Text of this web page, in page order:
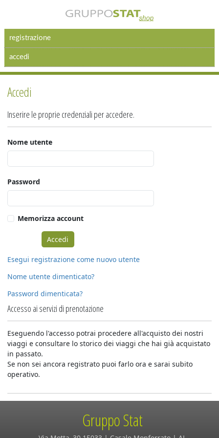
registrazione
accedi
Accedi
Inserire le proprie credenziali per accedere.
Nome utente
Password
Memorizza account
Esegui registrazione come nuovo utente
Nome utente dimenticato?
Password dimenticata?
Accesso ai servizi di prenotazione
Eseguendo l'accesso potrai procedere all'acquisto dei nostri
viaggi e consultare lo storico dei viaggi che hai già acquistato
in passato.
Se non sei ancora registrato puoi farlo ora e sarai subito
operativo.
Gruppo Stat